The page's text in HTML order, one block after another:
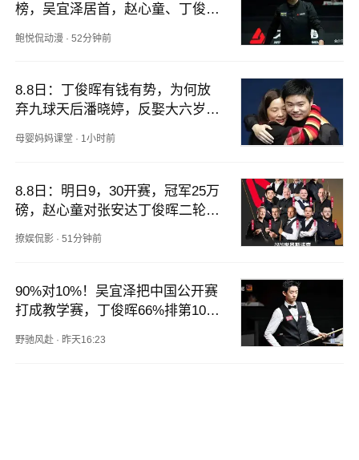
榜，吴宜泽居首，赵心童、丁俊晖
鲍悦侃动漫 ·52分钟前
8.8日：丁俊晖有钱有势，为何放
弃九球天后潘晓婷，反娶大六岁张
母婴妈妈课堂 · 1小时前
8.8日：明日9，30开赛，冠军25万
磅，赵心童对张安达丁俊晖二轮或
撩娱侃影 ·51分钟前
90%对10%！吴宜泽把中国公开赛
打成教学赛，丁俊晖66%排第10的
野驰风赴 · 昨天16:23